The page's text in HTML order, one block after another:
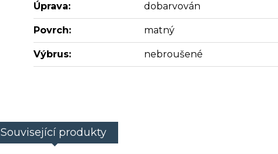
Úprava: dobarvován
Povrch: matný
Výbrus: nebroušené
Související produkty